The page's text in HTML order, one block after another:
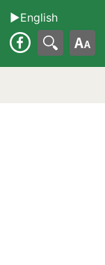
▶︎English